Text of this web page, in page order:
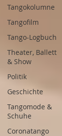
Tangokolumne
Tangofilm
Tango-Logbuch
Theater, Ballett
& Show
Politik
Geschichte
Tangomode &
Schuhe
Coronatango